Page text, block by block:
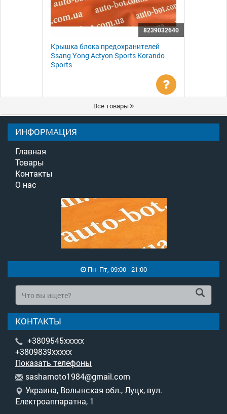
8239032640
Крышка блока предохранителей
Ssang Yong Actyon Sports Korando
Sports
Уточнить
цену
Все товары
ИНФОРМАЦИЯ
Главная
Товары
Контакты
О нас
Пн- Пт, 09:00 - 21:00
КОНТАКТЫ
+3809545xxxxx
+3809839xxxxx
Показать телефоны
sashamoto1984@gmail.com
Украина, Волынская обл., Луцк, вул.
Електроаппаратна, 1